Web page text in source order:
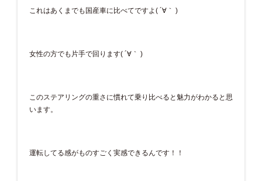
これはあくまでも国産車に比べてですよ( ´∀｀ )
女性の方でも片手で回ります( ´∀｀ )
このステアリングの重さに慣れて乗り比べると魅力がわかると思
います。
運転してる感がものすごく実感できるんです！！